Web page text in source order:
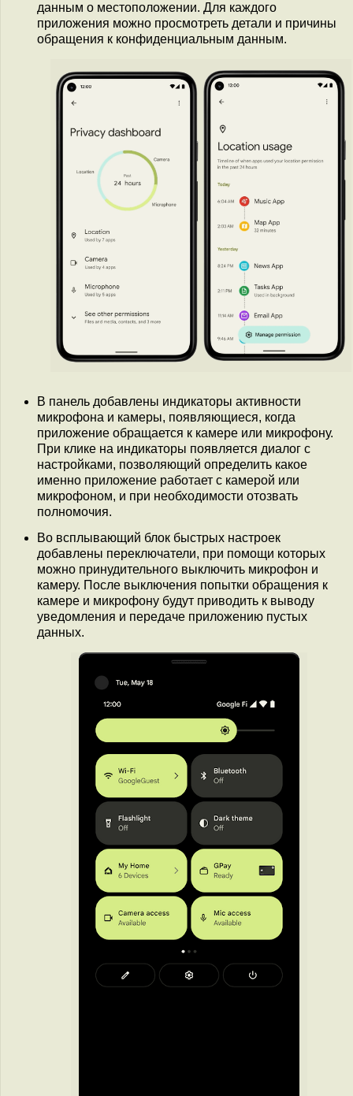
данным о местоположении. Для каждого
приложения можно просмотреть детали и причины
обращения к конфиденциальным данным.
В панель добавлены индикаторы активности
микрофона и камеры, появляющиеся, когда
приложение обращается к камере или микрофону.
При клике на индикаторы появляется диалог с
настройками, позволяющий определить какое
именно приложение работает с камерой или
микрофоном, и при необходимости отозвать
полномочия.
Во всплывающий блок быстрых настроек
добавлены переключатели, при помощи которых
можно принудительного выключить микрофон и
камеру. После выключения попытки обращения к
камере и микрофону будут приводить к выводу
уведомления и передаче приложению пустых
данных.